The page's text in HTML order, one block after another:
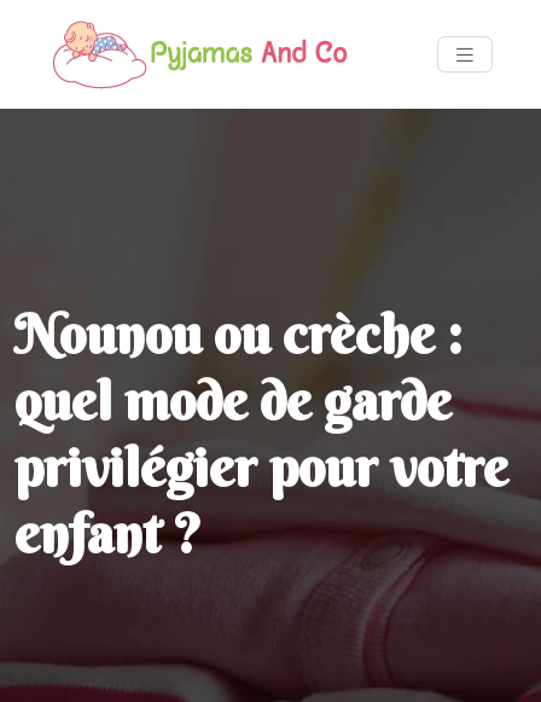
Nounou ou crèche :
quel mode de garde
privilégier pour votre
enfant ?